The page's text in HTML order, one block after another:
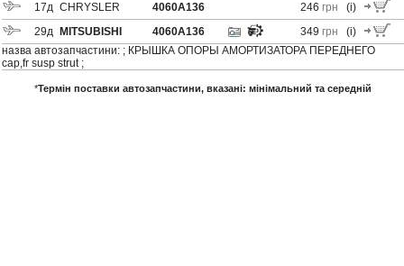
17д CHRYSLER 4060A136 246 грн
(i)
29д MITSUBISHI 4060A136 349 грн
(i)
назва автозапчастини: ; КРЫШКА ОПОРЫ АМОРТИЗАТОРА ПЕРЕДНЕГО
cap,fr susp strut ;
*Термін поставки автозапчастини, вказані: мінімальний та середній